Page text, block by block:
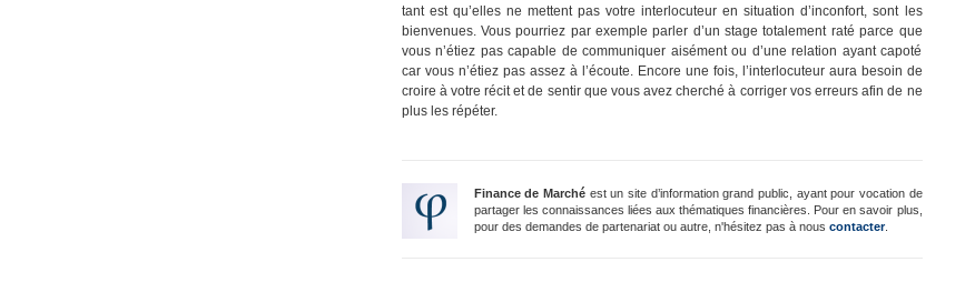
tant est qu’elles ne mettent pas votre interlocuteur en situation d’inconfort, sont les
bienvenues. Vous pourriez par exemple parler d’un stage totalement raté parce que
vous n’étiez pas capable de communiquer aisément ou d’une relation ayant capoté
car vous n’étiez pas assez à l’écoute. Encore une fois, l’interlocuteur aura besoin de
croire à votre récit et de sentir que vous avez cherché à corriger vos erreurs afin de ne
plus les répéter.
Finance de Marchéest un site d’information grand public, ayant pour vocation de
partager les connaissances liées aux thématiques financières. Pour en savoir plus,
pour des demandes de partenariat ou autre, n'hésitez pas à nous contacter.